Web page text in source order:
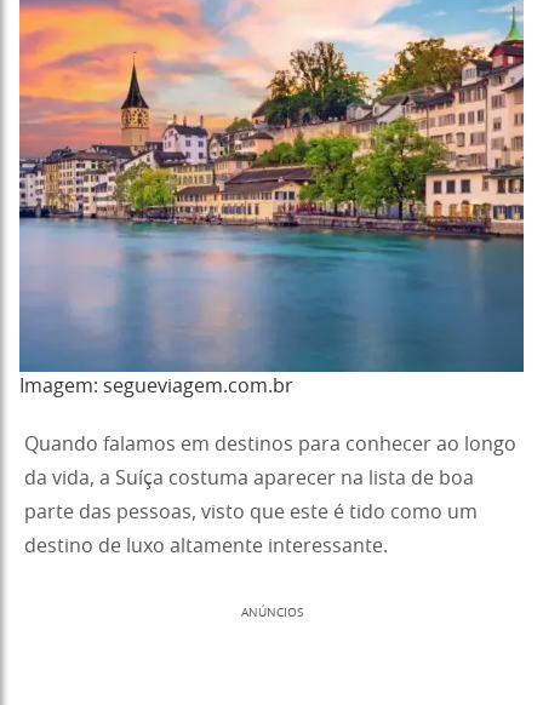
Imagem: segueviagem.com.br
Quando falamos em destinos para conhecer ao longo
da vida, a Suíça costuma aparecer na lista de boa
parte das pessoas, visto que este é tido como um
destino de luxo altamente interessante.
ANÚNCIOS